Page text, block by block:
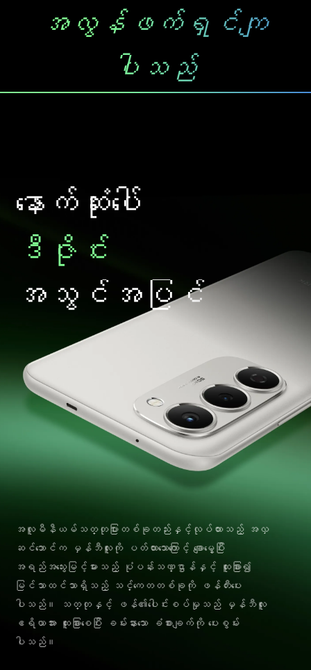
အလွန်ဖက်ရှင်ကျ
ပါသည်
နောက်ဆုံးပေါ်
ဒီဇိုင်း
အသွင်အပြင်
အလူမီနီယမ်သတ္တုပြားတစ်ခုတည်းနှင့်လုပ်ထားသည့် အလှ
ဆင်ဘောင်က မှန်ဘီလူးကို ပတ်ထားသောကြောင့် ချောမွေ့ပြီး
အရည်အသွေးမြင့်မားသည့် ပုံပန်းသဏ္ဌာန်နှင့် ထူးခြား၍
မြင်သာထင်သာရှိသည့် သင်္ကေတတစ်ခုကို ဖန်တီးပေး
ပါသည်။ သတ္တုနှင့် ဖန်၏ပေါင်းစပ်မှုသည် မှန်ဘီလူး
ဧရိယာအား ထူးခြားစေပြီး ခမ်းနားသော ခံစားချက်ကို ပေးစွမ်း
ပါသည်။